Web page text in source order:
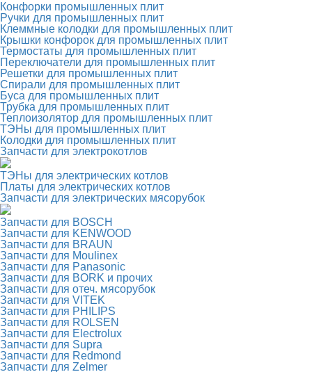
Конфорки промышленных плит
Ручки для промышленных плит
Клеммные колодки для промышленных плит
Крышки конфорок для промышленных плит
Термостаты для промышленных плит
Переключатели для промышленных плит
Решетки для промышленных плит
Спирали для промышленных плит
Буса для промышленных плит
Трубка для промышленных плит
Теплоизолятор для промышленных плит
ТЭНы для промышленных плит
Колодки для промышленных плит
Запчасти для электрокотлов
ТЭНы для электрических котлов
Платы для электрических котлов
Запчасти для электрических мясорубок
Запчасти для BOSCH
Запчасти для KENWOOD
Запчасти для BRAUN
Запчасти для Moulinex
Запчасти для Panasonic
Запчасти для BORK и прочих
Запчасти для отеч. мясорубок
Запчасти для VITEK
Запчасти для PHILIPS
Запчасти для ROLSEN
Запчасти для Electrolux
Запчасти для Supra
Запчасти для Redmond
Запчасти для Zelmer